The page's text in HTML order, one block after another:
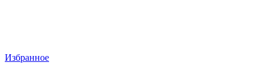
Избранное